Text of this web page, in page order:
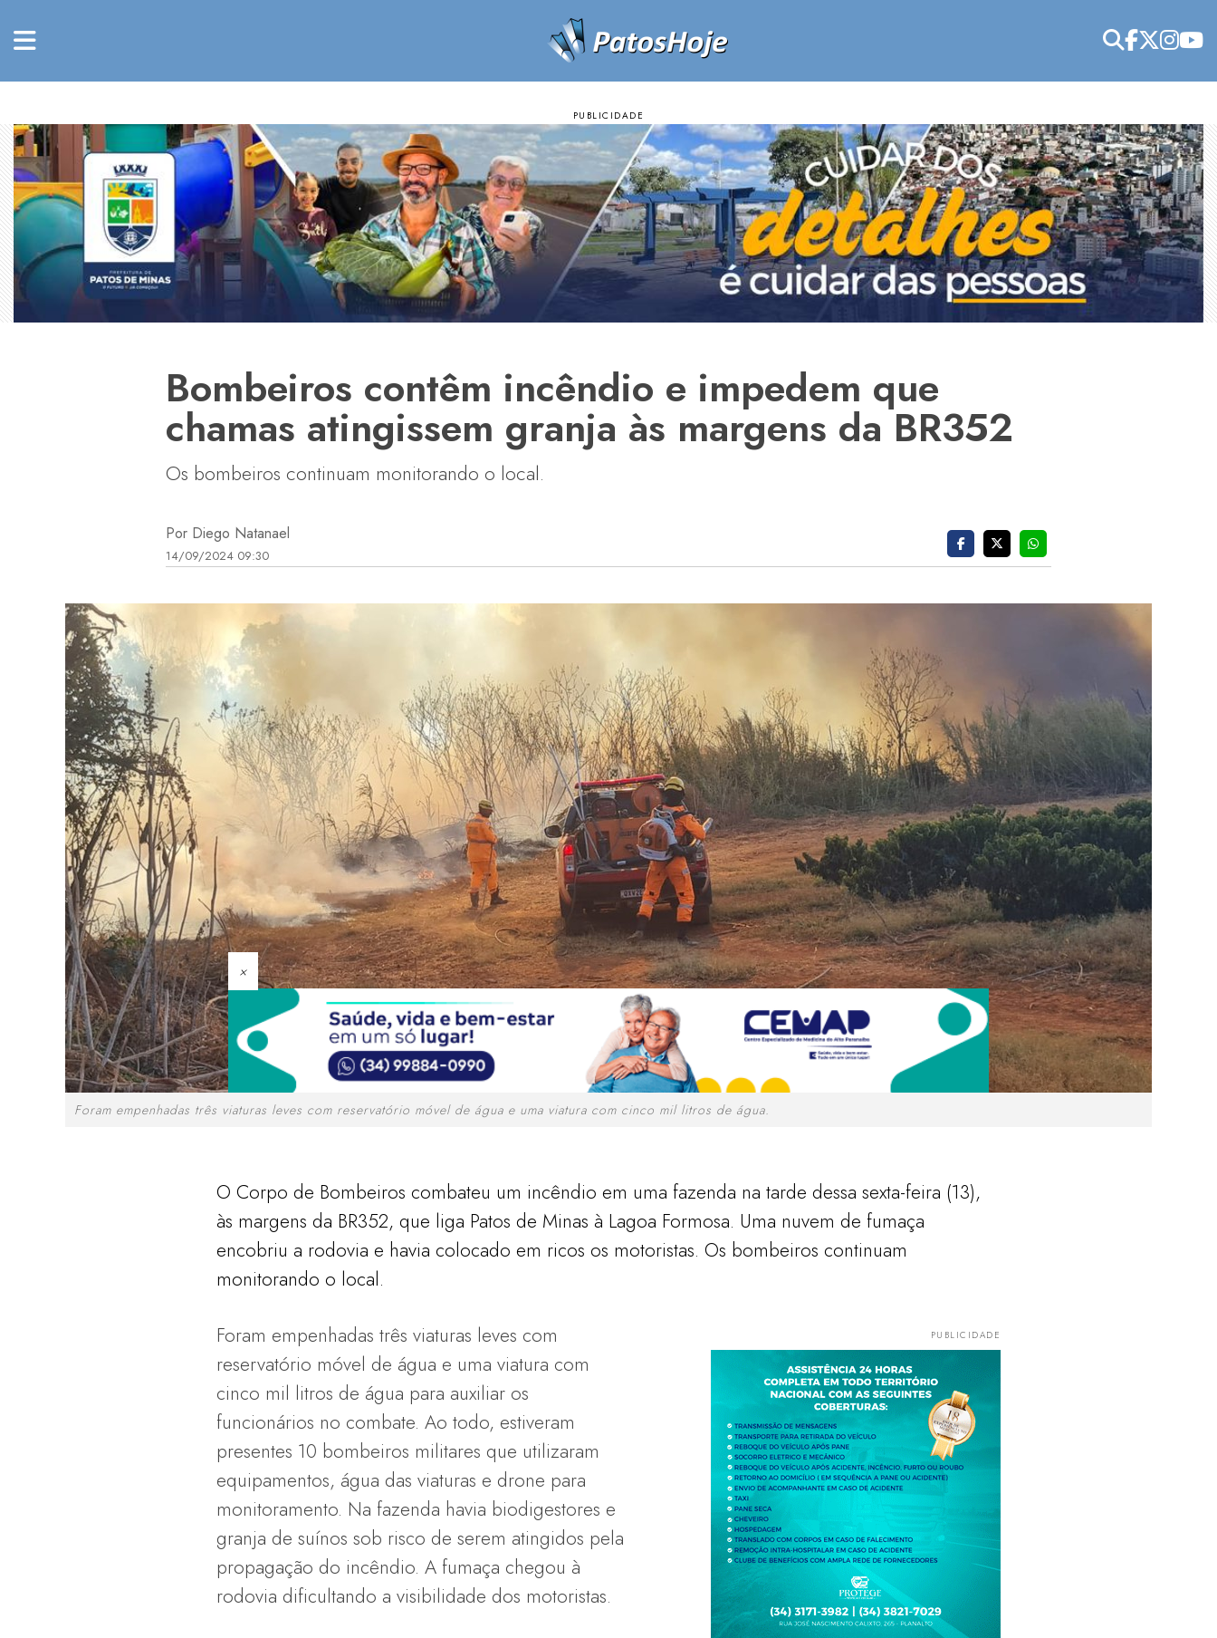
Bombeiros contêm incêndio e impedem que
chamas atingissem granja às margens da BR352
Os bombeiros continuam monitorando o local.
Por Diego Natanael
14/09/2024 09:30
×
Foram empenhadas três viaturas leves com reservatório móvel de água e uma viatura com cinco mil litros de água.
O Corpo de Bombeiros combateu um incêndio em uma fazenda na tarde dessa sexta-feira (13),
às margens da BR352, que liga Patos de Minas à Lagoa Formosa. Uma nuvem de fumaça
encobriu a rodovia e havia colocado em ricos os motoristas. Os bombeiros continuam
monitorando o local.
Foram empenhadas três viaturas leves com
reservatório móvel de água e uma viatura com
cinco mil litros de água para auxiliar os
funcionários no combate. Ao todo, estiveram
presentes 10 bombeiros militares que utilizaram
equipamentos, água das viaturas e drone para
monitoramento. Na fazenda havia biodigestores e
granja de suínos sob risco de serem atingidos pela
propagação do incêndio. A fumaça chegou à
rodovia dificultando a visibilidade dos motoristas.